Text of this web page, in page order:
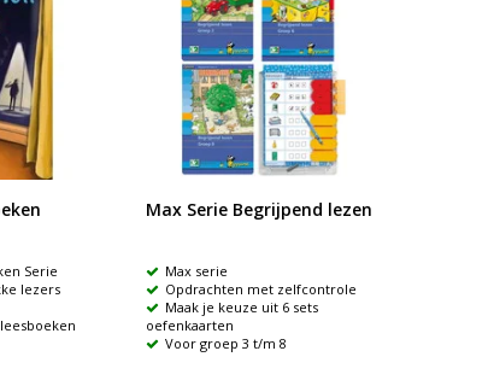
Serie
lezers
Max Serie Begrijpend lezen
Max serie
Opdrachten met zelfcontrole
Maak je keuze uit 6 sets
oefenkaarten
Voor groep 3 t/m 8